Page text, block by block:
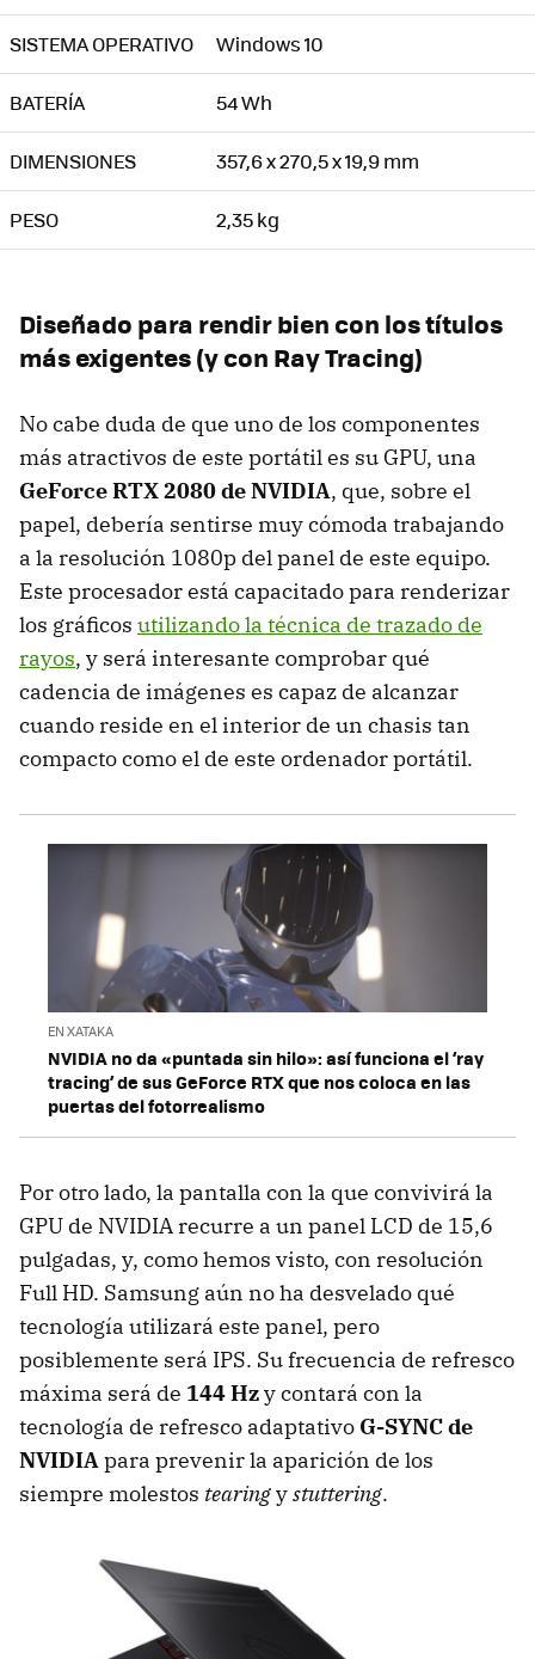
SISTEMA OPERATIVO Windows 10
BATERÍA 54 Wh
DIMENSIONES 357,6 x 270,5 x 19,9 mm
PESO 2,35 kg
Diseñado para rendir bien con los títulos
más exigentes (y con Ray Tracing)
No cabe duda de que uno de los componentes
más atractivos de este portátil es su GPU, una
GeForce RTX 2080 de NVIDIA, que, sobre el
papel, debería sentirse muy cómoda trabajando
a la resolución 1080p del panel de este equipo.
Este procesador está capacitado para renderizar
los gráficos utilizando la técnica de trazado de
rayos, y será interesante comprobar qué
cadencia de imágenes es capaz de alcanzar
cuando reside en el interior de un chasis tan
compacto como el de este ordenador portátil.
EN XATAKA
NVIDIA no da «puntada sin hilo»: así funciona el ‘ray
tracing’ de sus GeForce RTX que nos coloca en las
puertas del fotorrealismo
Por otro lado, la pantalla con la que convivirá la
GPU de NVIDIA recurre a un panel LCD de 15,6
pulgadas, y, como hemos visto, con resolución
Full HD. Samsung aún no ha desvelado qué
tecnología utilizará este panel, pero
posiblemente será IPS. Su frecuencia de refresco
máxima será de 144 Hzy contará con la
tecnología de refresco adaptativo G-SYNC de
NVIDIA para prevenir la aparición de los
siempre molestos tearingystuttering.